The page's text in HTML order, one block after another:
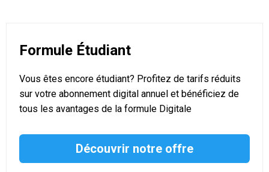
Formule Étudiant
Vous êtes encore étudiant? Profitez de tarifs réduits
sur votre abonnement digital annuel et bénéficiez de
tous les avantages de la formule Digitale
Découvrir notre offre